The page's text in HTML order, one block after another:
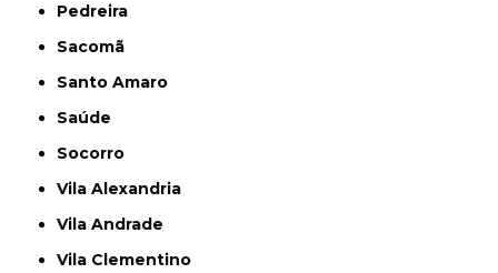
Pedreira
Sacomã
Santo Amaro
Saúde
Socorro
Vila Alexandria
Vila Andrade
Vila Clementino